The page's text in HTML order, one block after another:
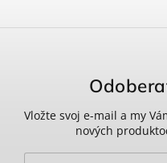
Vložte svoj e-mail a my
nových